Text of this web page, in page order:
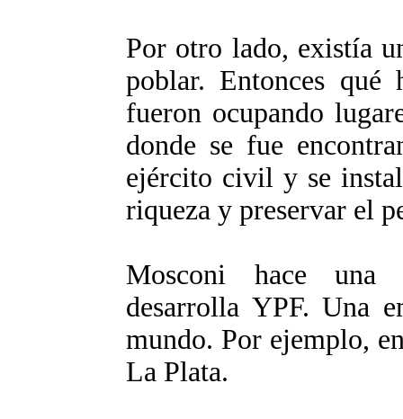
Por otro lado, existía
poblar. Entonces qué
fueron ocupando
donde se fue
ejército civil y se
riqueza y preservar el
Mosconi hace una
desarrolla YPF. Una
mundo. Por ejemplo,
La Plata.